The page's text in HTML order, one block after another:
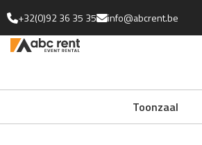
+32(0)92 36 35 35 info@abcrent.be
Toonzaal
Uitgebreide collectie